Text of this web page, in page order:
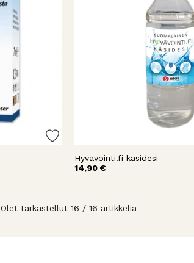
Hyvävointi.fi käsidesi
14,90 €
Olet tarkastellut 16 / 16 artikkelia